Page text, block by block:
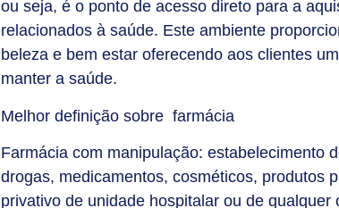
ou seja, é o ponto de acesso direto para a
relacionados à saúde. Este ambiente
beleza e bem estar oferecendo aos clientes
manter a saúde.
Melhor definição sobre farmácia
Farmácia com manipulação: estabelecimento
drogas, medicamentos, cosméticos, produtos
privativo de unidade hospitalar ou de